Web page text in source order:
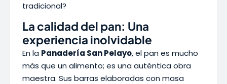
tradicional?
La calidad del pan: Una
experiencia inolvidable
En la Panadería San Pelayo, el pan es mucho
más que un alimento; es una auténtica obra
maestra. Sus barras elaboradas con masa